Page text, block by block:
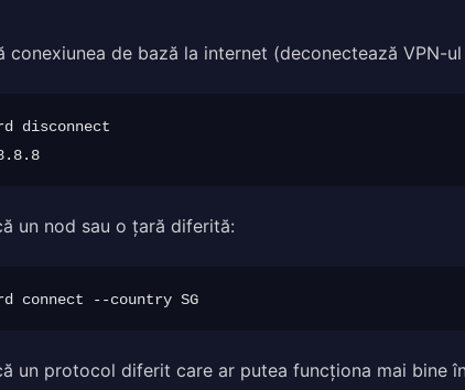
conexiunea de bază la internet (deconectează VPN-
disconnect
un nod sau o țară diferită:
un protocol diferit care ar putea funcționa mai bine